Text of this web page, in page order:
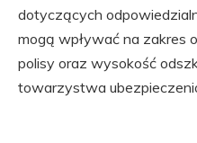
dotyczących
mogą wpływać na zakres
polisy oraz wysokość
towarzystwa